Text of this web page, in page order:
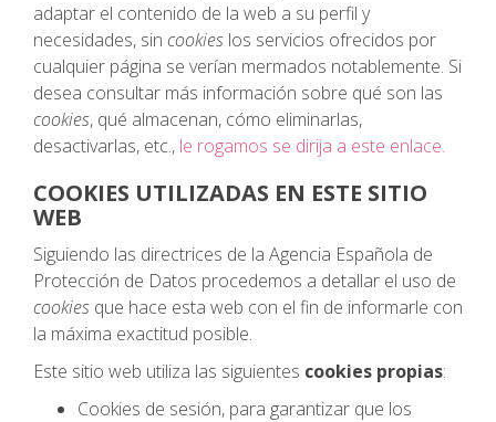
adaptar el contenido de la web a su perfil y
necesidades, sin cookies los servicios ofrecidos por
cualquier página se verían mermados notablemente. Si
desea consultar más información sobre qué son las
cookies, qué almacenan, cómo eliminarlas,
desactivarlas, etc., le rogamos se dirija a este enlace.
COOKIES UTILIZADAS EN ESTE SITIO
WEB
Siguiendo las directrices de la Agencia Española de
Protección de Datos procedemos a detallar el uso de
cookies que hace esta web con el fin de informarle con
la máxima exactitud posible.
Este sitio web utiliza las siguientes cookies propias:
Cookies de sesión, para garantizar que los